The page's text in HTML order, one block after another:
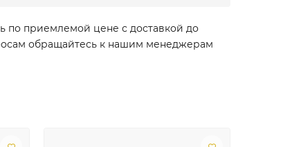
по приемлемой цене с доставкой до
обращайтесь к нашим менеджерам